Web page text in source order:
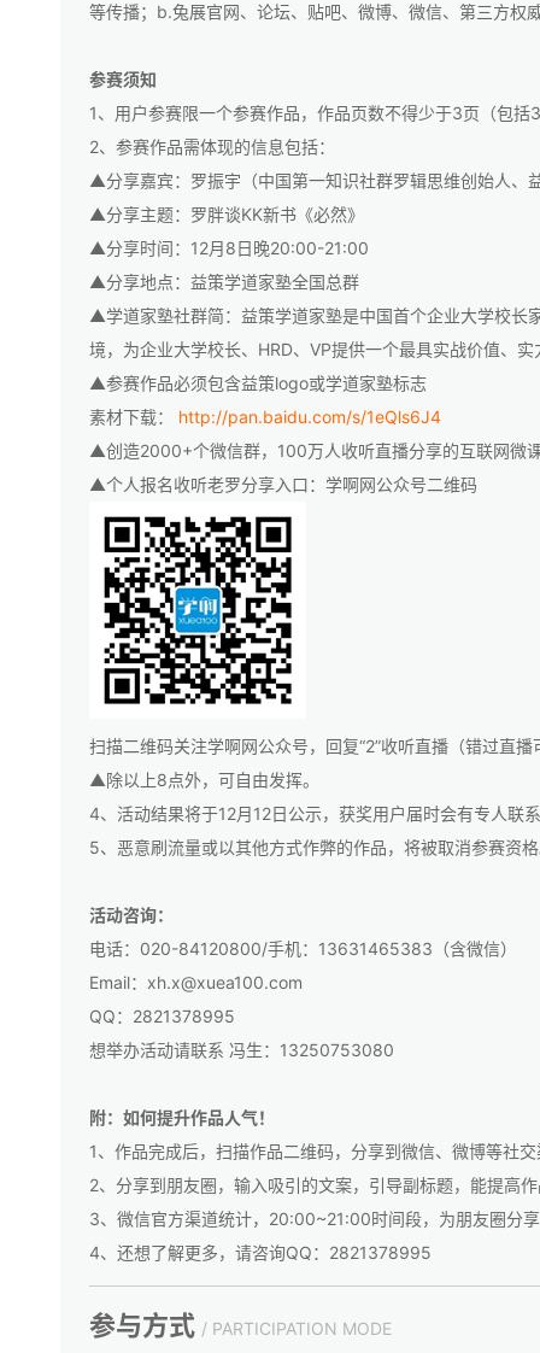
等传播；b.兔展官网、论坛、贴吧、微博、微信、第三方权
参赛须知
1、用户参赛限一个参赛作品，作品页数不得少于3页（包
2、参赛作品需体现的信息包括：
▲分享嘉宾：罗振宇（中国第一知识社群罗辑思维创始人、
▲分享主题：罗胖谈KK新书《必然》
▲分享时间：12月8日晚20:00-21:00
▲分享地点：益策学道家塾全国总群
▲学道家塾社群简：益策学道家塾是中国首个企业大学校长
境，为企业大学校长、HRD、VP提供一个最具实战价值、
▲参赛作品必须包含益策logo或学道家塾标志
素材下载： http://pan.baidu.com/s/1eQls6J4
▲创造2000+个微信群，100万人收听直播分享的互联网微
▲个人报名收听老罗分享入口：学啊网公众号二维码
扫描二维码关注学啊网公众号，回复“2”收听直播（错过直播
▲除以上8点外，可自由发挥。
4、活动结果将于12月12日公示，获奖用户届时会有专人联
5、恶意刷流量或以其他方式作弊的作品，将被取消参赛资
活动咨询：
电话：020-84120800/手机：13631465383（含微信）
Email：xh.x@xuea100.com
QQ：2821378995
想举办活动请联系 冯生：13250753080
附：如何提升作品人气！
1、作品完成后，扫描作品二维码，分享到微信、微博等社
2、分享到朋友圈，输入吸引的文案，引导副标题，能提高
3、微信官方渠道统计，20:00~21:00时间段，为朋友圈分
4、还想了解更多，请咨询QQ：2821378995
参与方式 / PARTICIPATION MODE